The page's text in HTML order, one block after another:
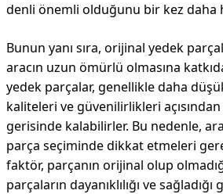
denli önemli olduğunu bir kez daha
Bunun yanı sıra, orijinal yedek
aracın uzun ömürlü olmasına
yedek parçalar, genellikle daha
kaliteleri ve güvenilirlikleri
gerisinde kalabilirler. Bu nedenle,
parça seçiminde dikkat etmeleri
faktör, parçanın orijinal olup
parçaların dayanıklılığı ve